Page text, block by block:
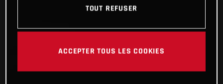
TOUT REFUSER
ACCEPTER TOUS LES COOKIES